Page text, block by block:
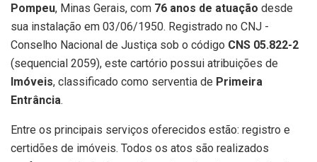
Pompeu, Minas Gerais, com 76 anos de atuação desde
sua instalação em 03/06/1950. Registrado no CNJ -
Conselho Nacional de Justiça sob o código CNS 05.822-2
(sequencial 2059), este cartório possui atribuições de
Imóveis, classificado como serventia de Primeira
Entrância.
Entre os principais serviços oferecidos estão: registro e
certidões de imóveis. Todos os atos são realizados